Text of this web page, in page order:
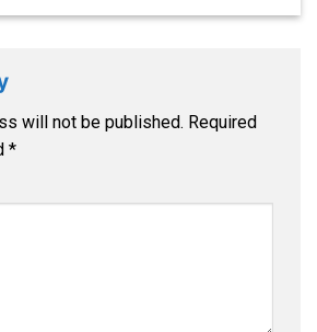
will not be published. Required
*